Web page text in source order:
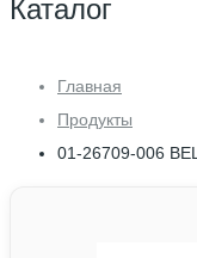
Каталог
Главная
Продукты
01-26709-006